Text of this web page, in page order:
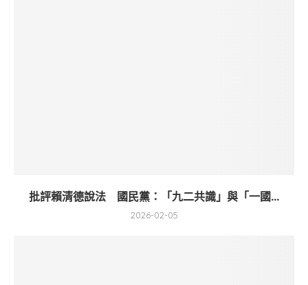
批評賴清德說法 國民黨：「九二共識」與「一國...
2026-02-05